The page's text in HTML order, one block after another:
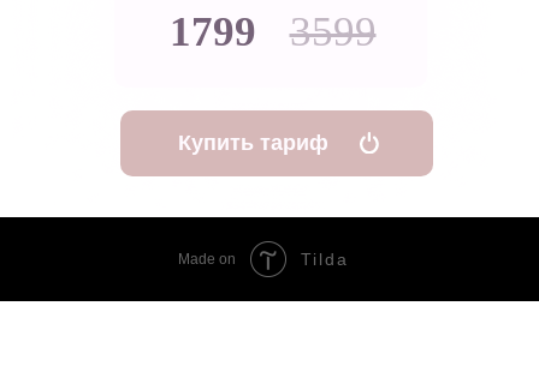
1799 3599
Купить тариф
Made on Tilda